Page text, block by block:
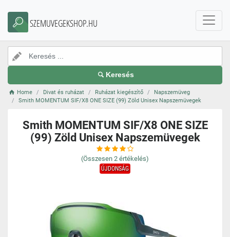
SZEMUVEGEKSHOP.HU
Keresés
Home Divat és ruházat Ruházat kiegészítő
Napszemüveg
Smith MOMENTUM SIF/X8 ONE SIZE (99) Zöld Unisex Napszemüvegek
Smith MOMENTUM SIF/X8 ONE SIZE
(99) Zöld Unisex Napszemüvegek
(Összesen 2 értékelés)
ÚJDONSÁG